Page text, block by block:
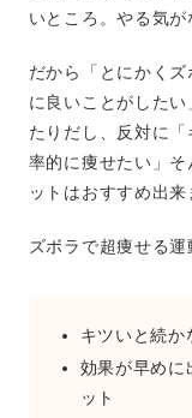
いところ。やる気が
だから「とにかく
に良いことがした
たりだし、反対に
率的に痩せたい」
ットはおすすめ出来
ズボラで超痩せる
キツいと続
効果が早め
ット